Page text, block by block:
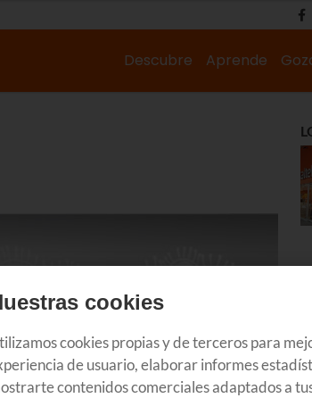
Descubre Aprende
cookies
cookies propias y de terceros para
de usuario, elaborar informes
contenidos comerciales adaptados a